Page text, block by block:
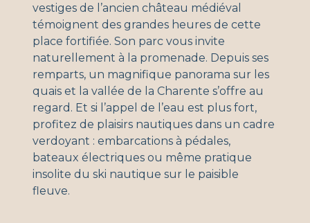
vestiges de l’ancien château médiéval
témoignent des grandes heures de cette
place fortifiée. Son parc vous invite
naturellement à la promenade. Depuis ses
remparts, un magnifique panorama sur les
quais et la vallée de la Charente s’offre au
regard. Et si l’appel de l’eau est plus fort,
profitez de plaisirs nautiques dans un cadre
verdoyant : embarcations à pédales,
bateaux électriques ou même pratique
insolite du ski nautique sur le paisible
fleuve.